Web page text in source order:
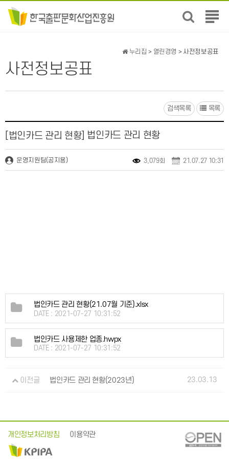
전
뉴
사전정보공표
누리집 > 열린경영 > 사전정보공표
검색목록 목록
[법인카드 관리 현황] 법인카드 관리 현황
운영지원팀(공지용) 3,079회 21.07.27 10:31
법인카드 관리 현황(21.07월 기준).xlsx
DATE : 2021-07-27 10:31:52
법인카드 사용제한 업종.hwpx
DATE : 2021-07-27 10:31:52
이전글 법인카드 관리 현황(2023년) 23.03.13
개인정보처리방침 이용약관